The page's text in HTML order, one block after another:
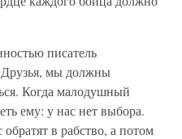
писатель
мы должны
Когда малодушный
ему: у нас нет выбора.
в рабство, а потом